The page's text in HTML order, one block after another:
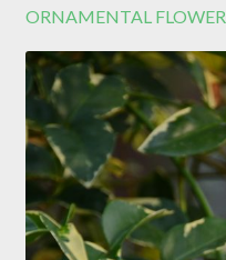
ORNAMENTAL FLOWER